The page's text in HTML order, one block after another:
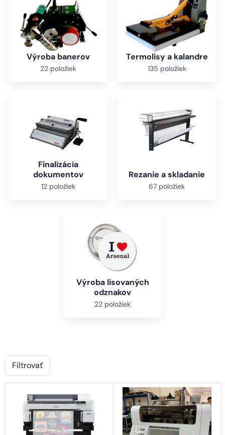
Výroba banerov
22 položiek
Termolisy a kalandre
135 položiek
Finalizácia
dokumentov
12 položiek
Rezanie a skladanie
67 položiek
Výroba lisovaných
odznakov
22 položiek
Filtrovať